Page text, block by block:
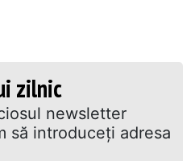
zilnic
newsletter
să introduceţi adresa